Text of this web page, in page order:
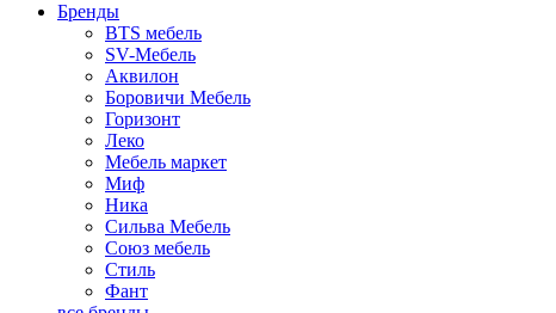
Бренды
BTS мебель
SV-Мебель
Аквилон
Боровичи Мебель
Горизонт
Леко
Мебель маркет
Миф
Ника
Сильва Мебель
Союз мебель
Стиль
Фант